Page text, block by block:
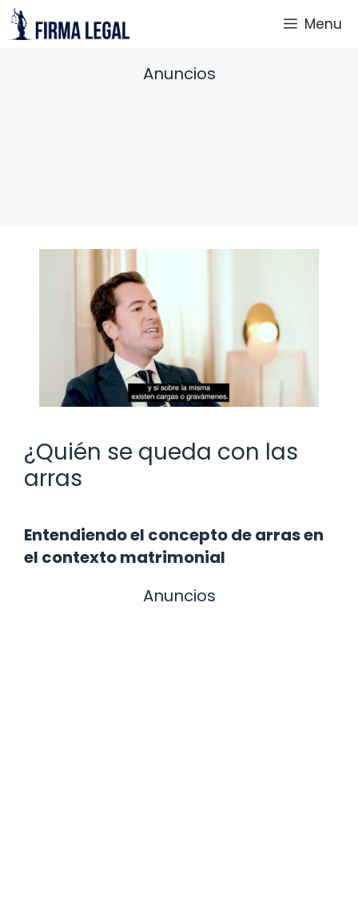
Saltar
al
Menu
Anuncios
¿Quién se queda con las
arras
Entendiendo el concepto de arras en
el contexto matrimonial
Anuncios